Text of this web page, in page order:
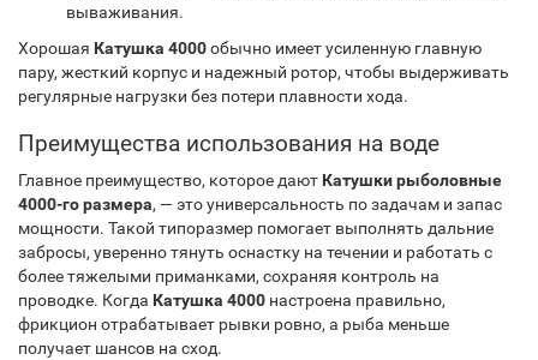
вываживания.
Хорошая Катушка 4000обычно имеет усиленную главную
пару, жесткий корпус и надежный ротор, чтобы выдерживать
регулярные нагрузки без потери плавности хода.
Преимущества использования на воде
Главное преимущество, которое дают Катушки рыболовные
4000-го размера, — это универсальность по задачам и запас
мощности. Такой типоразмер помогает выполнять дальние
забросы, уверенно тянуть оснастку на течении и работать с
более тяжелыми приманками, сохраняя контроль на
проводке. Когда Катушка 4000 настроена правильно,
фрикцион отрабатывает рывки ровно, а рыба меньше
получает шансов на сход.